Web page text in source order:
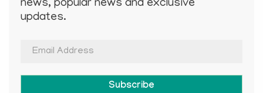
news, popular news and exclusive
updates.
Subscribe